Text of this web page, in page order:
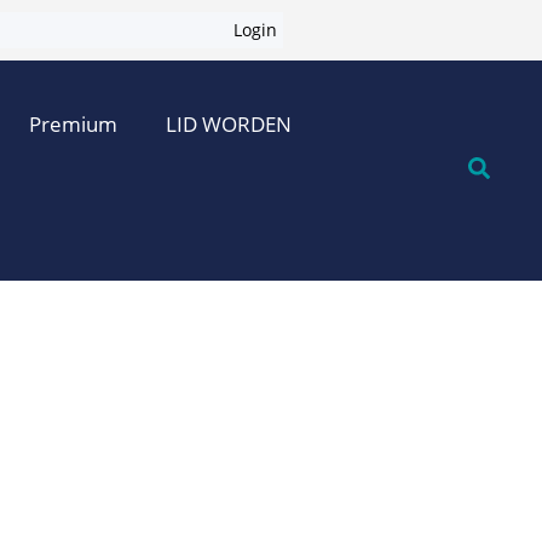
Login
Premium LID WORDEN